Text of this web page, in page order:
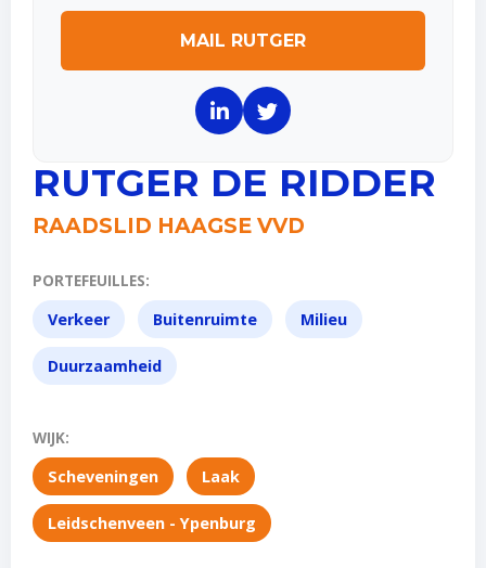
MAIL RUTGER
RUTGER DE RIDDER
RAADSLID HAAGSE VVD
PORTEFEUILLES:
Verkeer
Buitenruimte Milieu
Duurzaamheid
WIJK:
Scheveningen
Laak
Leidschenveen - Ypenburg